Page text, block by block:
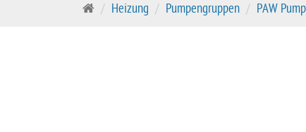
S
Heizung Pumpengruppen PAW